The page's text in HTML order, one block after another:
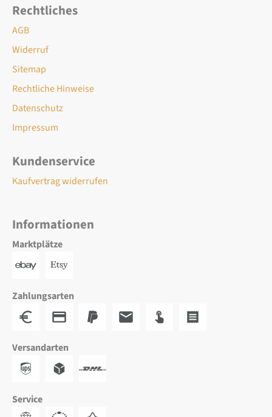
Rechtliches
AGB
Widerruf
Sitemap
Rechtliche Hinweise
Datenschutz
Impressum
Kundenservice
Kaufvertrag widerrufen
Informationen
Marktplätze
Zahlungsarten
Versandarten
Service